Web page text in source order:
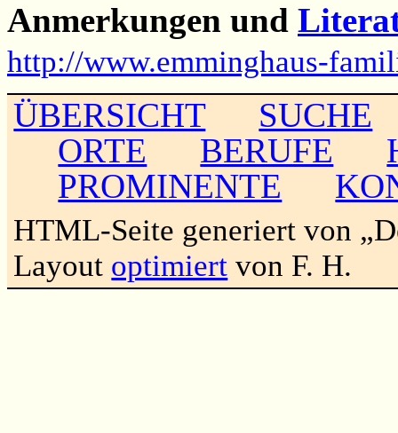
Anmerkungen und
http://www.emminghaus-
ÜBERSICHT
SUCHE
ORTE
BERUFE
PROMINENTE
HTML-Seite generiert von
Layout optimiert von F. H.